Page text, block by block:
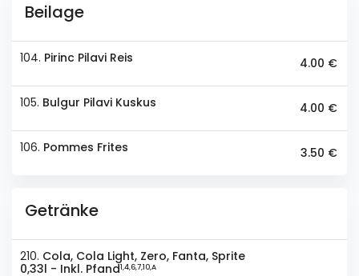
Beilage
104. Pirinc Pilavi Reis 4.00 €
105. Bulgur Pilavi Kuskus 4.00 €
106. Pommes Frites 3.50 €
Getränke
210. Cola, Cola Light, Zero, Fanta, Sprite
0,33l - Inkl. Pfand1,4,6,7,10,A